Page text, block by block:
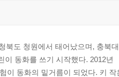
북도 청원에서 태어났으며, 충북
이 동화를 쓰기 시작했다. 2012년
이 동화의 밑거름이 되었다. 키